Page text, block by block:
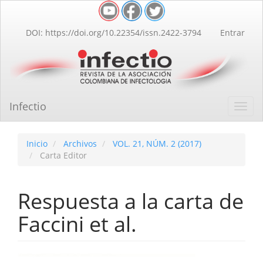
Contenido
principal
lateral
DOI: https://doi.org/10.22354/issn.2422-3794 Entrar
Infectio
Inicio Archivos
VOL. 21, NÚM. 2 (2017)
Carta Editor
Respuesta a la carta de
Faccini et al.